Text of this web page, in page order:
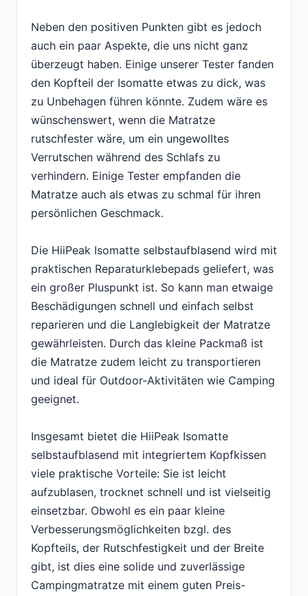
Neben den positiven Punkten gibt es jedoch
auch ein paar Aspekte, die uns nicht ganz
überzeugt haben. Einige unserer Tester fanden
den Kopfteil der Isomatte etwas zu dick, was
zu Unbehagen führen könnte. Zudem wäre es
wünschenswert, wenn die Matratze
rutschfester wäre, um ein ungewolltes
Verrutschen während des Schlafs zu
verhindern. Einige Tester empfanden die
Matratze auch als etwas zu schmal für ihren
persönlichen Geschmack.
Die HiiPeak Isomatte selbstaufblasend wird mit
praktischen Reparaturklebepads geliefert, was
ein großer Pluspunkt ist. So kann man etwaige
Beschädigungen schnell und einfach selbst
reparieren und die Langlebigkeit der Matratze
gewährleisten. Durch das kleine Packmaß ist
die Matratze zudem leicht zu transportieren
und ideal für Outdoor-Aktivitäten wie Camping
geeignet.
Insgesamt bietet die HiiPeak Isomatte
selbstaufblasend mit integriertem Kopfkissen
viele praktische Vorteile: Sie ist leicht
aufzublasen, trocknet schnell und ist vielseitig
einsetzbar. Obwohl es ein paar kleine
Verbesserungsmöglichkeiten bzgl. des
Kopfteils, der Rutschfestigkeit und der Breite
gibt, ist dies eine solide und zuverlässige
Campingmatratze mit einem guten Preis-